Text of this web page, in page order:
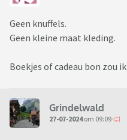
Geen knuffels.
Geen kleine maat kleding.
Boekjes of cadeau bon zou
Grindelwald
27-07-2024om 09:09